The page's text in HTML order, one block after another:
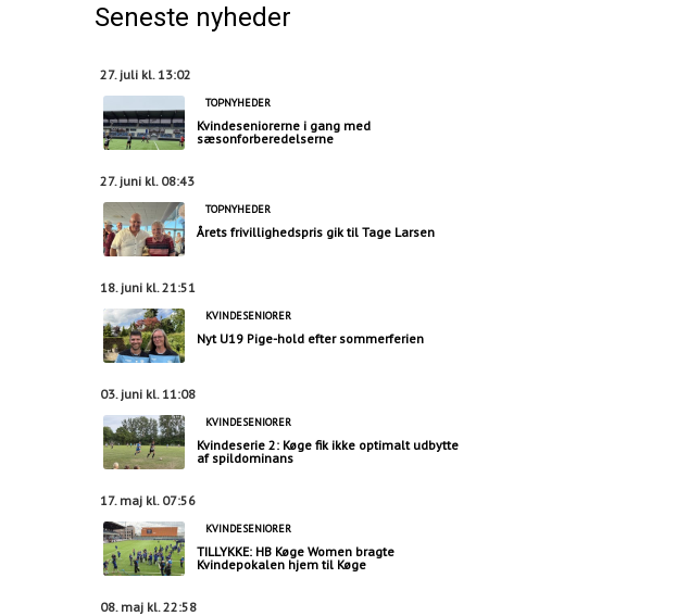
Seneste nyheder
27. juli kl. 13:02
TOPNYHEDER
Kvindeseniorerne i gang med
sæsonforberedelserne
27. juni kl. 08:43
TOPNYHEDER
Årets frivillighedspris gik til Tage Larsen
18. juni kl. 21:51
KVINDESENIORER
Nyt U19 Pige-hold efter sommerferien
03. juni kl. 11:08
KVINDESENIORER
Kvindeserie 2: Køge fik ikke optimalt udbytte
af spildominans
17. maj kl. 07:56
KVINDESENIORER
TILLYKKE: HB Køge Women bragte
Kvindepokalen hjem til Køge
08. maj kl. 22:58